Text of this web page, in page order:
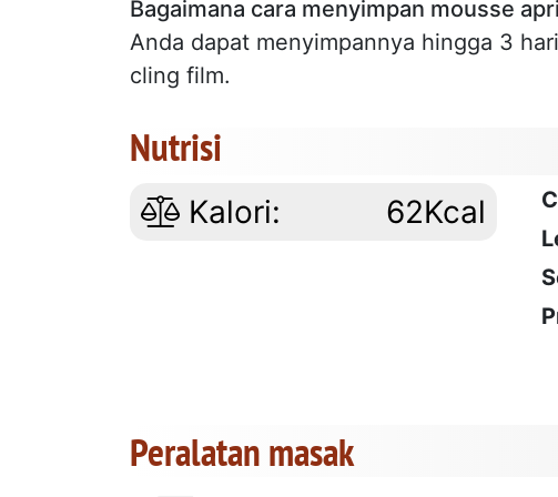
Bagaimana cara menyimpan mousse
Anda dapat menyimpannya hingga 3
cling film.
Nutrisi
Kalori: 62Kcal
Peralatan masak